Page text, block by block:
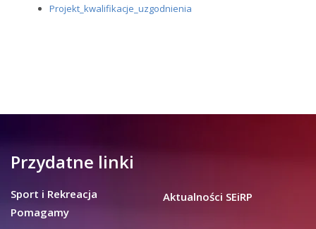
Projekt_kwalifikacje_uzgodnienia
Przydatne linki
Sport i Rekreacja
Pomagamy
Aktualności SEiRP